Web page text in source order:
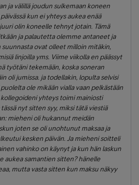
ja välillä joudun sulkemaan koneen
kun ei yhteys aukea enää
olin koneelle tehnyt jotain. Tämä
ja palautetta olemme antaneet ja
ovat olleet milloin mitäkin,
linjoilla yms. Viime viikolla en päässyt
työtäni tekemään, koska soneran
oli jumissa. ja todellakin, lopulta selvisi
ole mikään vialla vaan pelkästään
yhteys toimi mainiosti
nyt sitten syy, miksi tätä viestiä
mieheni oli hukannut meidän
joten se oli unohtunut maksaa ja
kesken päivän. Ja mieheni soitteli
vahinko on käynyt ja kun hän laskun
aukea samantien sitten? hänelle
mutta vasta sitten kun maksu näkyy